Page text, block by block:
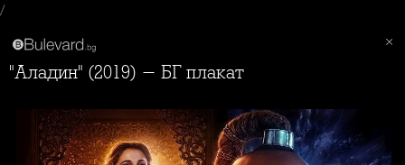
/
"Аладин" (2019) - БГ плакат